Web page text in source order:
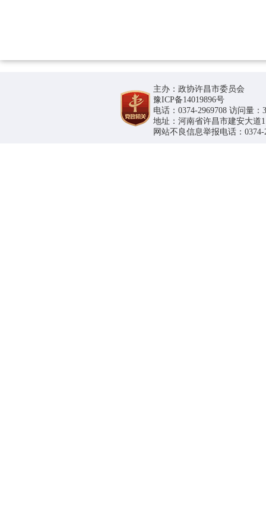
主办：政协许昌市委员会
豫ICP备14019896号
电话：0374-2969708 访问量：
地址：河南省许昌市建安大道
网站不良信息举报电话：